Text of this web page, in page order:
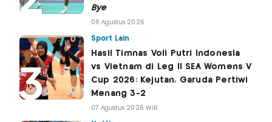
Bye
06 Agustus 2026
Sport Lain
Hasil Timnas Voli Putri Indonesia
vs Vietnam di Leg II SEA Womens V
Cup 2026: Kejutan, Garuda Pertiwi
Menang 3-2
07 Agustus 2026 WIB